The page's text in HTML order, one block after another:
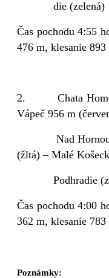
die (zelená)
Čas pochodu 4:55
476 m, klesanie 893
2.
Chata
Vápeč 956 m
Nad
(žltá) – Malé
Podhradie
Čas pochodu 4:00
362 m, klesanie 783
Poznámky: